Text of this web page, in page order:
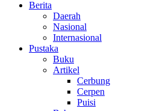
Berita
Daerah
Nasional
Internasional
Pustaka
Buku
Artikel
Cerbung
Cerpen
Puisi